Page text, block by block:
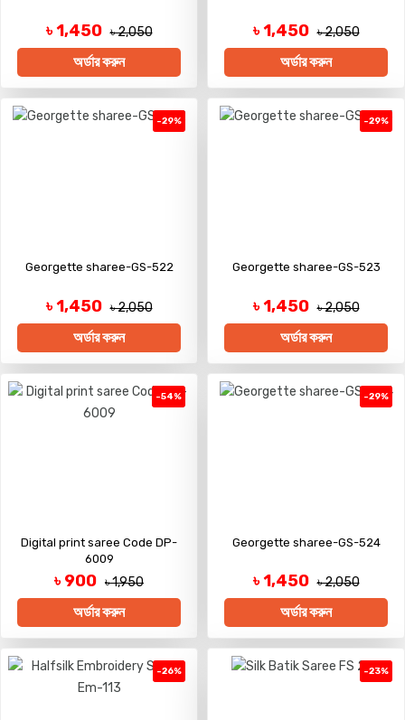
৳ 1,450 ৳ 2,050
অর্ডার করুন
৳ 1,450 ৳ 2,050
অর্ডার করুন
-29%
Georgette sharee-GS-522
৳ 1,450 ৳ 2,050
অর্ডার করুন
-29%
Georgette sharee-GS-523
৳ 1,450 ৳ 2,050
অর্ডার করুন
-54%
Digital print saree Code DP-
6009
৳ 900 ৳ 1,950
অর্ডার করুন
-29%
Georgette sharee-GS-524
৳ 1,450 ৳ 2,050
অর্ডার করুন
-26% -23%